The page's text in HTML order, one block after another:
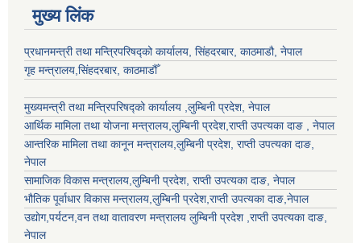
मुख्य लिंक
प्रधानमन्त्री तथा मन्त्रिपरिषद्को कार्यालय, सिंहदरबार, काठमाडौ, नेपाल
गृह मन्त्रालय,सिंहदरबार, काठमाडौँ
मुख्यमन्त्री तथा मन्त्रिपरिषद्को कार्यालय ,लुम्बिनी प्रदेश, नेपाल
आर्थिक मामिला तथा योजना मन्त्रालय,लुम्बिनी प्रदेश,राप्ती उपत्यका दाङ , नेपाल
आन्तरिक मामिला तथा कानून मन्त्रालय,लुम्बिनी प्रदेश, राप्ती उपत्यका दाङ,
नेपाल
सामाजिक विकास मन्त्रालय,लुम्बिनी प्रदेश, राप्ती उपत्यका दाङ, नेपाल
भौतिक पूर्वाधार विकास मन्त्रालय,लुम्बिनी प्रदेश,राप्ती उपत्यका दाङ,नेपाल
उद्याेग,पर्यटन,वन तथा वातावरण मन्त्रालय लुम्बिनी प्रदेश ,राप्ती उपत्यका दाङ,
नेपाल